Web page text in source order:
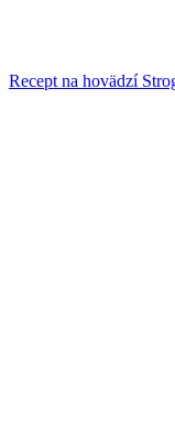
Recept na hovädzí